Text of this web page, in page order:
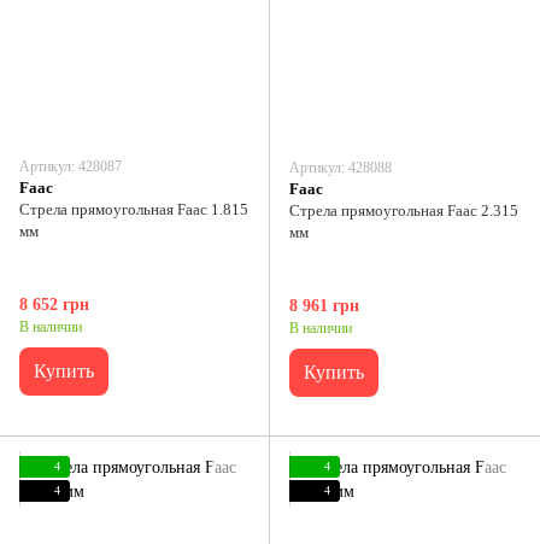
Артикул: 428087
Faac
Стрела прямоугольная Faac 1.815
мм
8 652 грн
В наличии
Купить
Артикул: 428088
Faac
Стрела прямоугольная Faac 2.315
мм
8 961 грн
В наличии
Купить
4
4
4
4